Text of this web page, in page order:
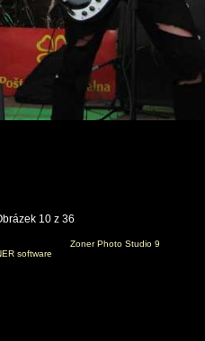
10 z 36
Zoner Photo Studio 9
software